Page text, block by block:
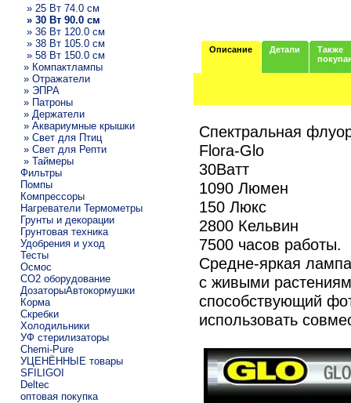
» 25 Вт 74.0 см
» 30 Вт 90.0 см
» 36 Вт 120.0 см
» 38 Вт 105.0 см
» 58 Вт 150.0 см
» Компактлампы
» Отражатели
» ЭПРА
» Патроны
» Держатели
» Аквариумные крышки
» Свет для Птиц
» Свет для Репти
» Таймеры
Фильтры
Помпы
Компрессоры
Нагреватели Термометры
Грунты и декорации
Грунтовая техника
Удобрения и уход
Тесты
Осмос
CO2 оборудование
ДозаторыАвтокормушки
Корма
Скребки
Холодильники
УФ стерилизаторы
Chemi-Pure
УЦЕНЁННЫЕ товары
SFILIGOI
Deltec
оптовая покупка
Описание Детали
Также
Спектральная
Flora-Glo
30Ватт
1090 Люмен
150 Люкс
2800 Кельвин
7500 часов работы.
Средне-яркая
с живыми
способствующий
использовать